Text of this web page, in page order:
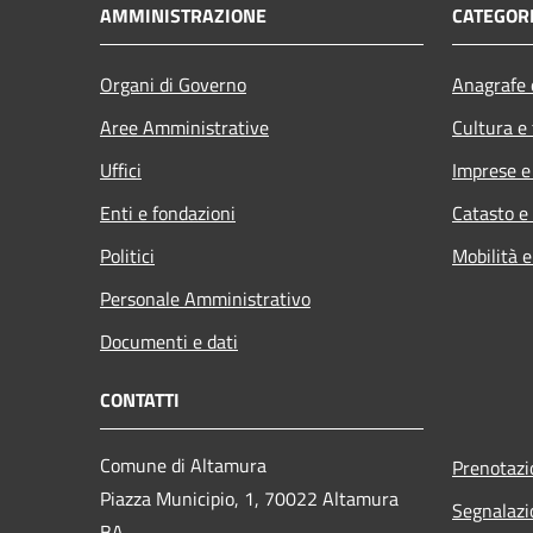
AMMINISTRAZIONE
Organi di Governo
Aree Amministrative
Uffici
Enti e fondazioni
Politici
Personale Amministrativo
Documenti e dati
Cultura
Imprese
Catasto
Mobilità
CONTATTI
Comune di Altamura
Piazza Municipio, 1, 70022 Altamura